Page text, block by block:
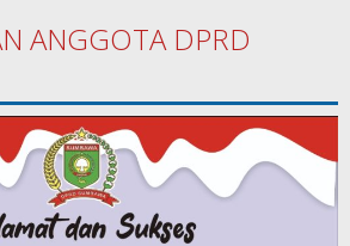
ANGGOTA DPRD